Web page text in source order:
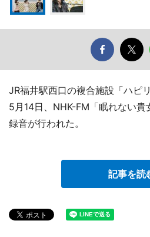
JR福井駅西口の複合施設「ハピ
5月14日、NHK-FM「眠れない
録音が行われた。
記事を読